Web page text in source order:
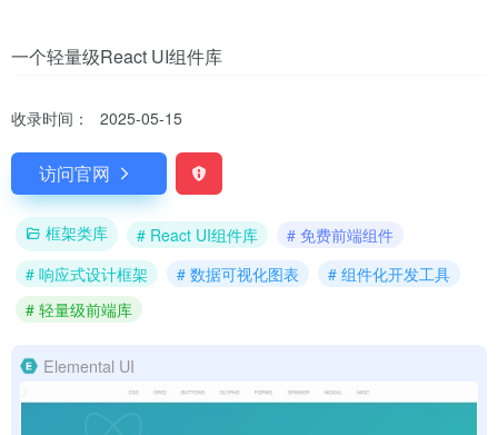
一个轻量级React UI组件库
收录时间： 2025-05-15
访问官网
框架类库 # React UI组件库
# 免费前端组件
# 响应式设计框架
# 数据可视化图表
# 组件化开发工具
# 轻量级前端库
Elemental UI